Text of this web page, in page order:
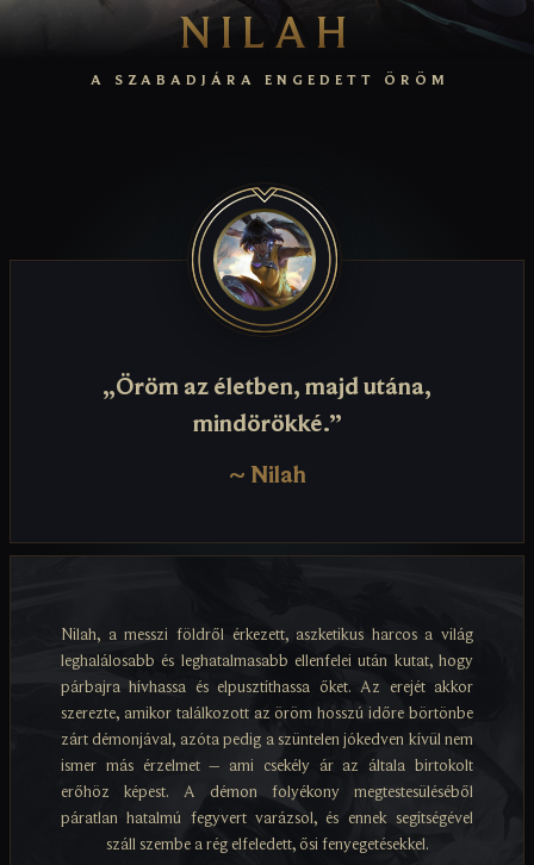
NILAH
A SZABADJÁRA ENGEDETT ÖRÖM
„Öröm az életben, majd utána,
mindörökké.”
~Nilah
Nilah, a messzi földről érkezett, aszketikus harcos a világ
leghalálosabb és leghatalmasabb ellenfelei után kutat, hogy
párbajra hívhassa és elpusztíthassa őket. Az erejét akkor
szerezte, amikor találkozott az öröm hosszú időre börtönbe
zárt démonjával, azóta pedig a szüntelen jókedven kívül nem
ismer más érzelmet – ami csekély ár az általa birtokolt
erőhöz képest. A démon folyékony megtestesüléséből
páratlan hatalmú fegyvert varázsol, és ennek segítségével
száll szembe a rég elfeledett, ősi fenyegetésekkel.